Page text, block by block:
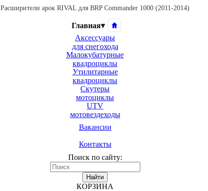
Расширители арок RIVAL для BRP Commander 1000 (2011-2014)
Главная▾
Аксессуары
для снегохода
Малокубатурные
квадроциклы
Утилитарные
квадроциклы
Скутеры
мотоциклы
UTV
мотовездеходы
Вакансии
Контакты
Поиск по сайту:
Найти
КОРЗИНА